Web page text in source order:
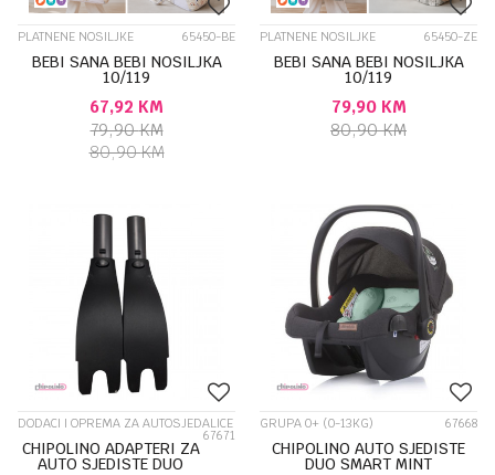
PLATNENE NOSILJKE 65450-BE
BEBI SANA BEBI NOSILJKA
10/119
67,92 KM
79,90KM
80,90KM
PLATNENE NOSILJKE 65450-ZE
BEBI SANA BEBI NOSILJKA
10/119
79,90 KM
80,90KM
DODACI I OPREMA ZA AUTOSJEDALICE
67671
CHIPOLINO ADAPTERI ZA
AUTO SJEDISTE DUO
GRUPA 0+ (0-13KG) 67668
CHIPOLINO AUTO SJEDISTE
DUO SMART MINT